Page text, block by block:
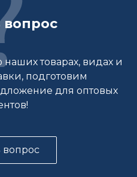
вопрос
товарах, видах и
подготовим
для оптовых
вопрос